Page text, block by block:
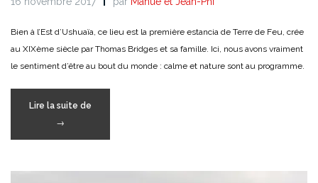
Bien à l’Est d’Ushuaïa, ce lieu est la première estancia de Terre de Feu, crée
au XIXème siècle par Thomas Bridges et sa famille. Ici, nous avons vraiment
le sentiment d’être au bout du monde : calme et nature sont au programme.
Lire la suite de
–
de
→